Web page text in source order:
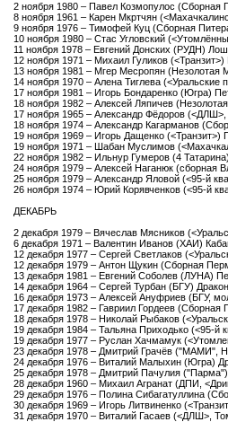
2 ноября 1980 – Павел Козмопулос (Сборная
8 ноября 1961 – Карен Мкртчян
9 ноября 1976 – Тимофей Куц (Сборная
10 ноября 1980 – Стас Угловский
11 ноября 1978 – Евгений Донских (РУДН)
12 ноября 1971 – Михаил Гуликов
13 ноября 1981 – Мгер Месропян
14 ноября 1970 – Алена Тиглева
17 ноября 1981 – Игорь Бондаренко (Югра)
18 ноября 1982 – Алексей Ляпичев
17 ноября 1965 – Александр Фёдоров
18 ноября 1974 – Александр Кагарманов
19 ноября 1969 – Игорь Дащенко
19 ноября 1971 – Шабан Муслимов
22 ноября 1982 – Ильнур Гумеров (4
24 ноября 1979 – Алексей Наганюк (сборная
25 ноября 1979 – Александр Яловой (<95-й
26 ноября 1974 – Юрий Корявченков (<95-й
ДЕКАБРЬ
2 декабря 1979 – Вячеслав Мясников
6 декабря 1971 – Валентин Иванов (ХАИ)
12 декабря 1977 – Сергей Светлаков
12 декабря 1979 – Антон Щукин (Сборная
13 декабря 1981 – Евгений Соболев (ЛУНА)
14 декабря 1964 – Сергей Турбан (БГУ)
16 декабря 1973 – Алексей Ануфриев (БГУ,
17 декабря 1982 – Гавриил Гордеев
18 декабря 1978 – Николай Рыбаков
19 декабря 1984 – Тальяна Приходько (<95-й
19 декабря 1977 – Руслан Хачмамук
23 декабря 1978 – Дмитрий Грачёв ("МАМИ",
24 декабря 1976 – Виталий Малыхин (Югра)
25 декабря 1978 – Дмитрий Пачулия
28 декабря 1960 – Михаил Агранат (ДПИ,
29 декабря 1976 – Полина Сибагатуллина
30 декабря 1969 – Игорь Литвиненко
31 декабря 1970 – Виталий Гасаев (<ДЛШ>,